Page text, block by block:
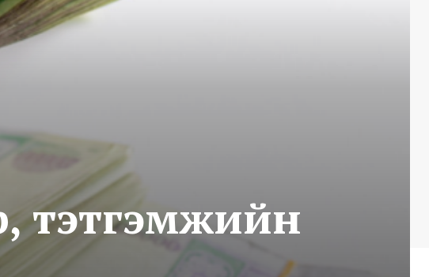
тэтгэмжийн